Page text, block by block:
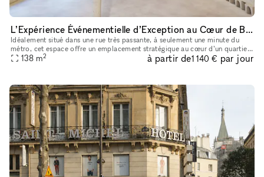
L’Expérience Événementielle d’Exception au Cœur de Bastille
Idéalement situé dans une rue très passante, à seulement une minute du
métro, cet espace offre un emplacement stratégique au cœur d’un quartier
dynamique et recherché. La boutique de 90 m² bénéficie
138 m2 à partir de1 140 € par jour